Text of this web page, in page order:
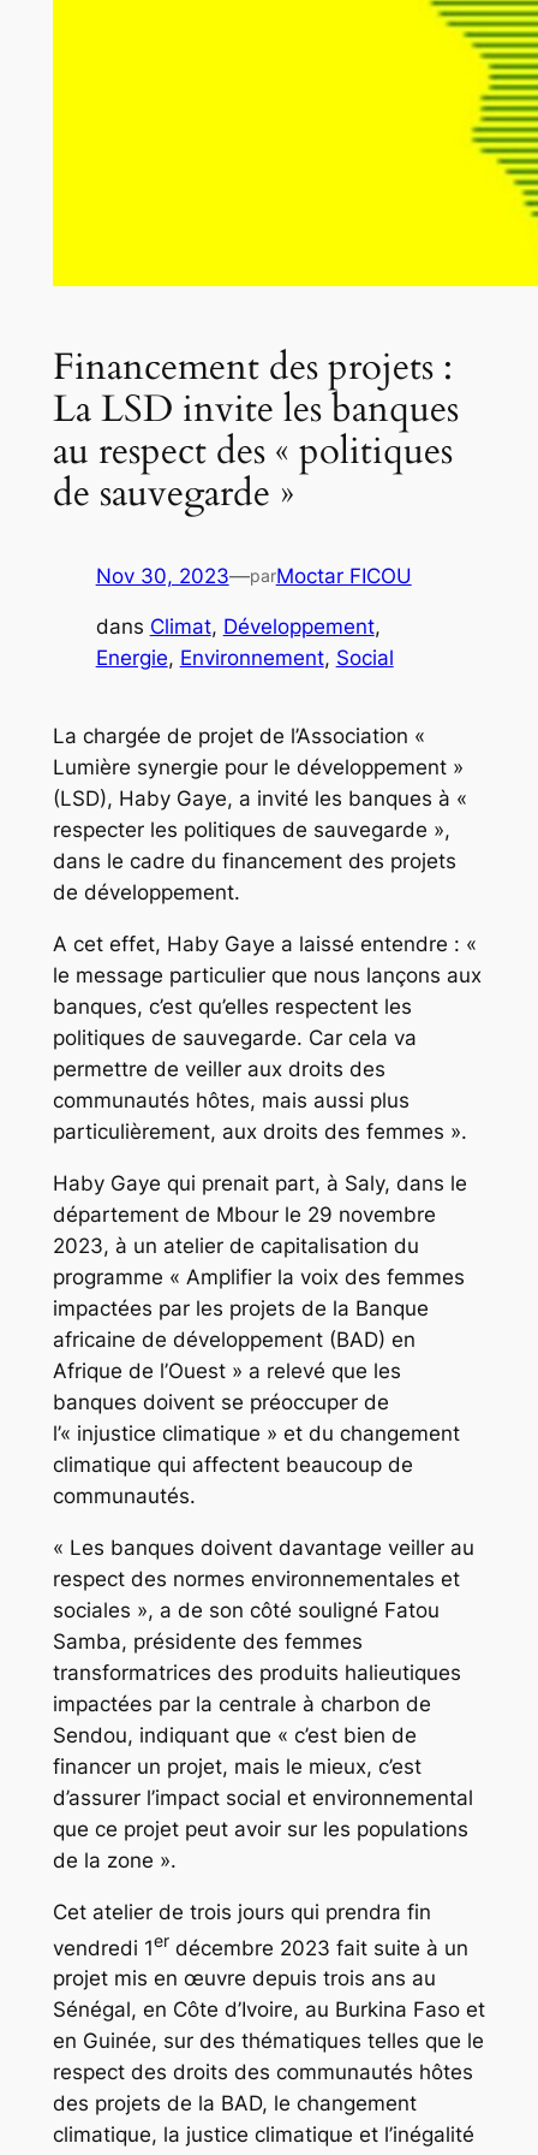
Financement des projets :
La LSD invite les banques
au respect des « politiques
de sauvegarde »
Nov 30, 2023—parMoctar FICOU
dans Climat, Développement
Energie, Environnement, Social
La chargée de projet de l’Association «
Lumière synergie pour le développement »
(LSD), Haby Gaye, a invité les banques à «
respecter les politiques de sauvegarde »,
dans le cadre du financement des projets
de développement.
A cet effet, Haby Gaye a laissé entendre : «
le message particulier que nous lançons aux
banques, c’est qu’elles respectent les
politiques de sauvegarde. Car cela va
permettre de veiller aux droits des
communautés hôtes, mais aussi plus
particulièrement, aux droits des femmes ».
Haby Gaye qui prenait part, à Saly, dans le
département de Mbour le 29 novembre
2023, à un atelier de capitalisation du
programme « Amplifier la voix des femmes
impactées par les projets de la Banque
africaine de développement (BAD) en
Afrique de l’Ouest » a relevé que les
banques doivent se préoccuper de
l’« injustice climatique » et du changement
climatique qui affectent beaucoup de
communautés.
« Les banques doivent davantage veiller au
respect des normes environnementales et
sociales », a de son côté souligné Fatou
Samba, présidente des femmes
transformatrices des produits halieutiques
impactées par la centrale à charbon de
Sendou, indiquant que « c’est bien de
financer un projet, mais le mieux, c’est
d’assurer l’impact social et environnemental
que ce projet peut avoir sur les populations
de la zone ».
Cet atelier de trois jours qui prendra fin
vendredi 1erdécembre 2023 fait suite à un
projet mis en œuvre depuis trois ans au
Sénégal, en Côte d’Ivoire, au Burkina Faso et
en Guinée, sur des thématiques telles que le
respect des droits des communautés hôtes
des projets de la BAD, le changement
climatique, la justice climatique et l’inégalité